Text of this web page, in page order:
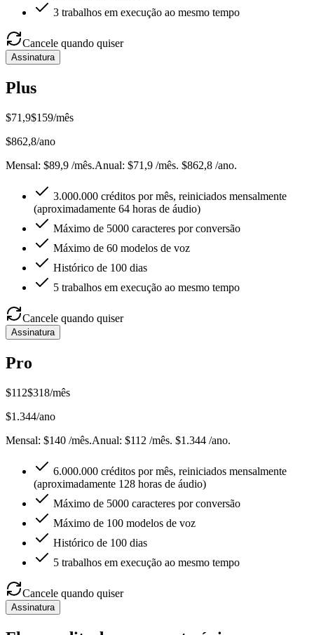
3 trabalhos em execução ao mesmo tempo
Cancele quando quiser
Assinatura
Plus
$71,9$159/mês
$862,8/ano
Mensal: $89,9 /mês.Anual: $71,9 /mês. $862,8 /ano.
3.000.000 créditos por mês, reiniciados mensalmente
(aproximadamente 64 horas de áudio)
Máximo de 5000 caracteres por conversão
Máximo de 60 modelos de voz
Histórico de 100 dias
5 trabalhos em execução ao mesmo tempo
Cancele quando quiser
Assinatura
Pro
$112$318/mês
$1.344/ano
Mensal: $140 /mês.Anual: $112 /mês. $1.344 /ano.
6.000.000 créditos por mês, reiniciados mensalmente
(aproximadamente 128 horas de áudio)
Máximo de 5000 caracteres por conversão
Máximo de 100 modelos de voz
Histórico de 100 dias
5 trabalhos em execução ao mesmo tempo
Cancele quando quiser
Assinatura